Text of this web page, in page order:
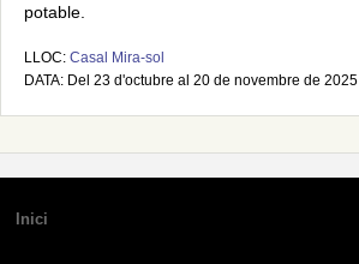
potable.
LLOC: Casal Mira-sol
DATA: Del 23 d'octubre al 20 de novembre de 2025
Inici